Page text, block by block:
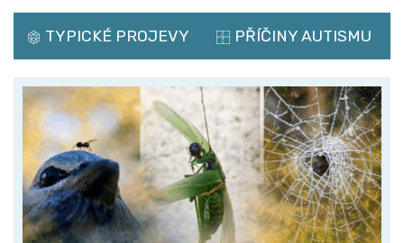
TYPICKÉ PROJEVY PŘÍČINY AUTISMU